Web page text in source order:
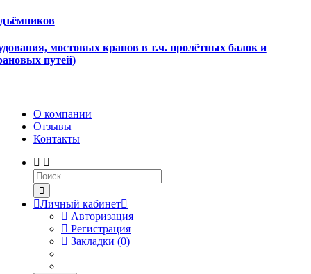
мостовых кранов в т.ч. пролётных балок и
путей)
О компании
Отзывы
Контакты
Личный кабинет
Авторизация
Регистрация
Закладки (0)